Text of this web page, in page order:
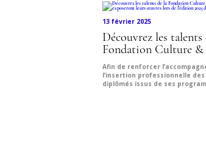
13 février 2025
Découvrez les talents
Fondation Culture &
Afin de renforcer
l’insertion professionnelle des
diplômés issus de ses